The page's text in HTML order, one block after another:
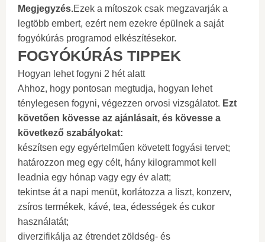
Megjegyzés.Ezek a mítoszok csak megzavarják a
legtöbb embert, ezért nem ezekre épülnek a saját
fogyókúrás programod elkészítésekor.
FOGYÓKÚRÁS TIPPEK
Hogyan lehet fogyni 2 hét alatt
Ahhoz, hogy pontosan megtudja, hogyan lehet
ténylegesen fogyni, végezzen orvosi vizsgálatot. Ezt
követően kövesse az ajánlásait, és kövesse a
következő szabályokat:
készítsen egy egyértelműen követett fogyási tervet;
határozzon meg egy célt, hány kilogrammot kell
leadnia egy hónap vagy egy év alatt;
tekintse át a napi menüt, korlátozza a liszt, konzerv,
zsíros termékek, kávé, tea, édességek és cukor
használatát;
diverzifikálja az étrendet zöldség- és